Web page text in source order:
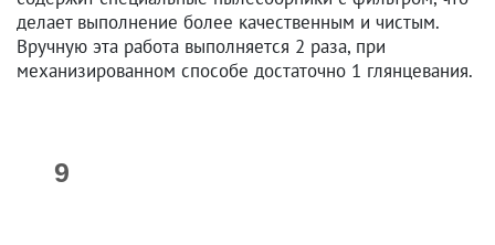
делает выполнение более качественным и чистым.
Вручную эта работа выполняется 2 раза, при
механизированном способе достаточно 1 глянцевания.